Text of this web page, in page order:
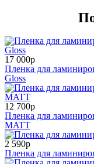
17 000р
Пленка для
Gloss
12 700р
Пленка для
MATT
2 590р
Пленка для